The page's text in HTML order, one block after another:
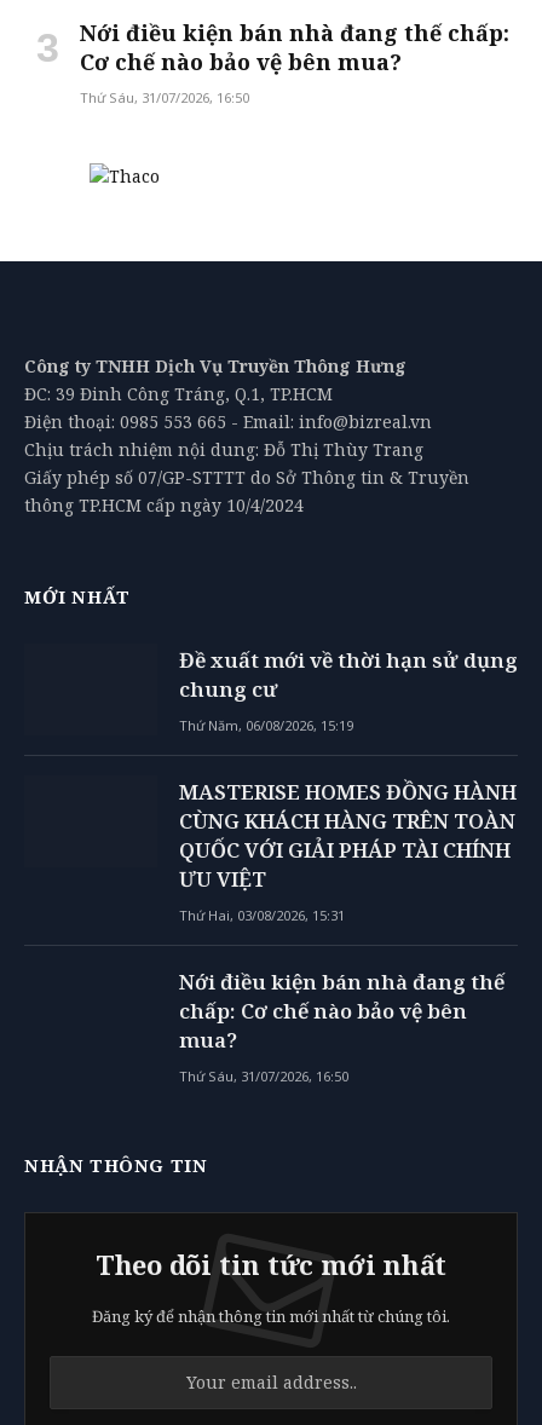
Nới điều kiện bán nhà đang thế chấp:
Cơ chế nào bảo vệ bên mua?
Thứ Sáu, 31/07/2026, 16:50
Công ty TNHH Dịch Vụ Truyền Thông Hưng
ĐC: 39 Đinh Công Tráng, Q.1, TP.HCM
Điện thoại: 0985 553 665 - Email: info@bizreal.vn
Chịu trách nhiệm nội dung: Đỗ Thị Thùy Trang
Giấy phép số 07/GP-STTTT do Sở Thông tin & Truyền
thông TP.HCM cấp ngày 10/4/2024
MỚI NHẤT
Đề xuất mới về thời hạn sử dụng
chung cư
Thứ Năm, 06/08/2026, 15:19
MASTERISE HOMES ĐỒNG HÀNH
CÙNG KHÁCH HÀNG TRÊN TOÀN
QUỐC VỚI GIẢI PHÁP TÀI CHÍNH
ƯU VIỆT
Thứ Hai, 03/08/2026, 15:31
Nới điều kiện bán nhà đang thế
chấp: Cơ chế nào bảo vệ bên
mua?
Thứ Sáu, 31/07/2026, 16:50
NHẬN THÔNG TIN
Theo dõi tin tức mới nhất
Đăng ký để nhận thông tin mới nhất từ chúng tôi.